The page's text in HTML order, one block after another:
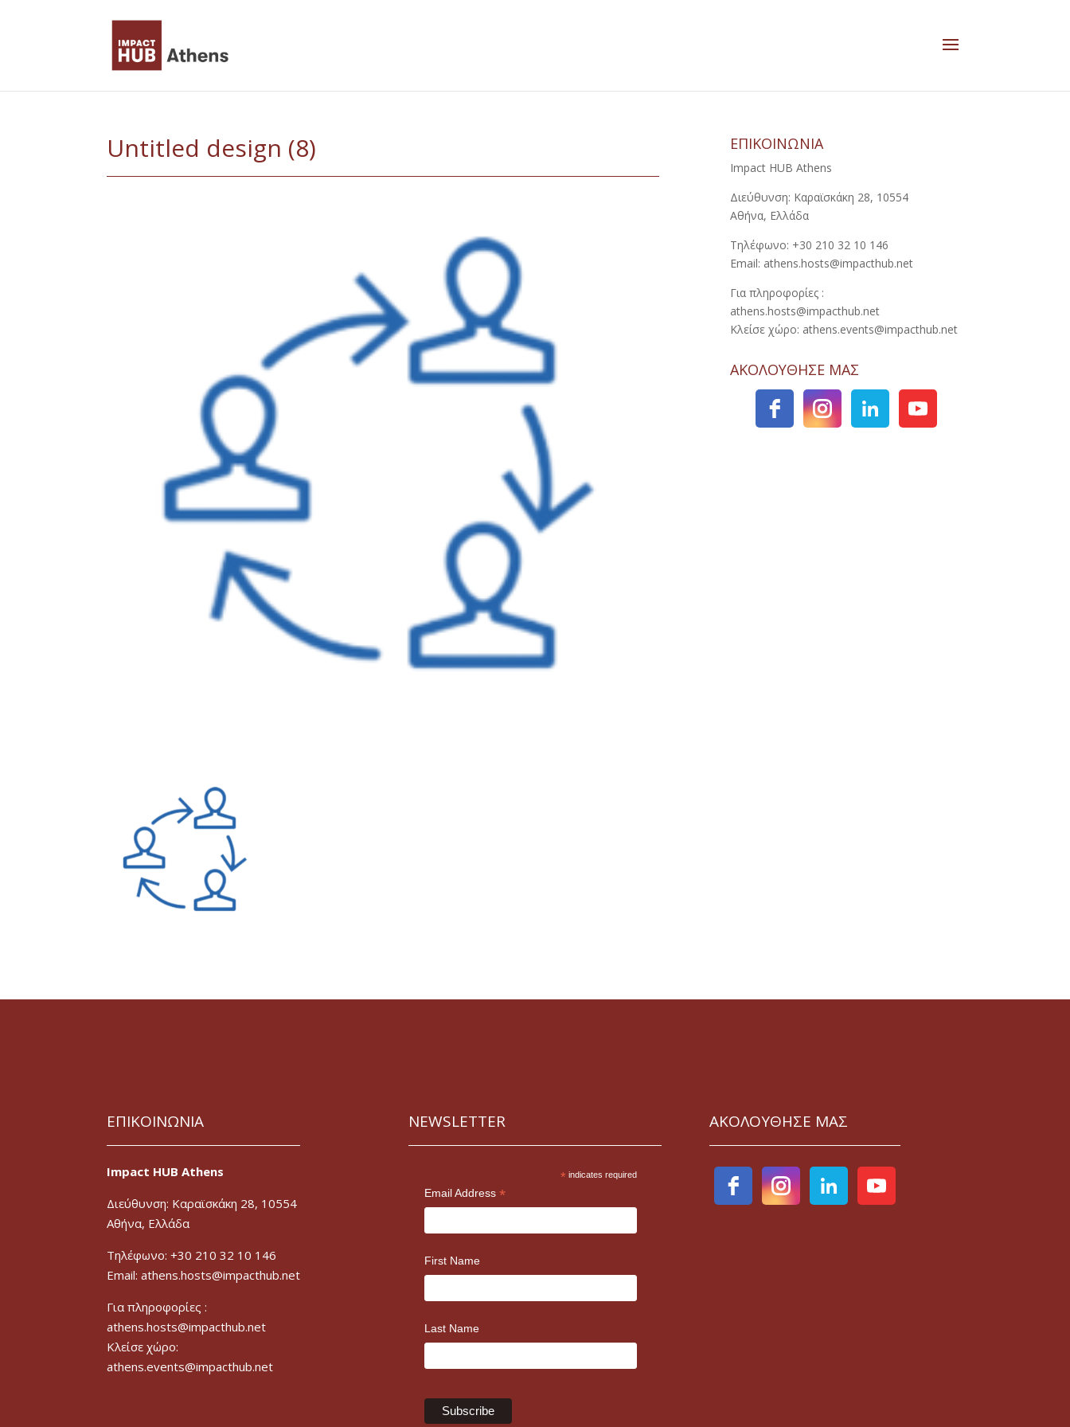
Untitled design (8) ΕΠΙΚΟΙΝΩΝΙΑ
Impact HUB Athens
Διεύθυνση: Καραϊσκάκη 28, 10554
Αθήνα, Ελλάδα
Τηλέφωνο: +30 210 32 10 146
Email: athens.hosts@impacthub.net
Για πληροφορίες :
athens.hosts@impacthub.net
Κλείσε χώρο: athens.events@impacthub.net
ΑΚΟΛΟΥΘΗΣΕ ΜΑΣ
ΕΠΙΚΟΙΝΩΝΙΑ
Impact HUB Athens
Διεύθυνση: Καραϊσκάκη 28, 10554
Αθήνα, Ελλάδα
Τηλέφωνο: +30 210 32 10 146
Email: athens.hosts@impacthub.net
Για πληροφορίες :
athens.hosts@impacthub.net
Κλείσε χώρο:
athens.events@impacthub.net
NEWSLETTER
* indicates required
Email Address *
First Name
Last Name
ΑΚΟΛΟΥΘΗΣΕ ΜΑΣ